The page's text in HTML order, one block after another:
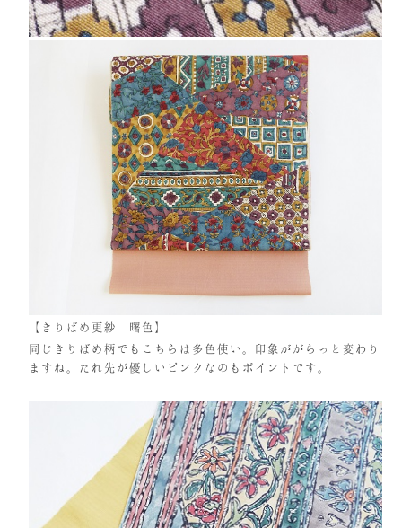
【きりばめ更紗 曙色】
同じきりばめ柄でもこちらは多色使い。印象ががらっと変わり
ますね。たれ先が優しいピンクなのもポイントです。